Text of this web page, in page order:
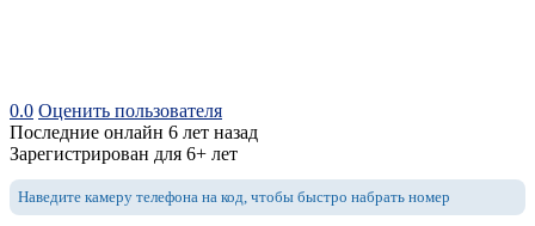
0.0 Оценить пользователя
Последние онлайн 6 лет назад
Зарегистрирован для 6+ лет
Наведите камеру телефона на код, чтобы быстро набрать номер